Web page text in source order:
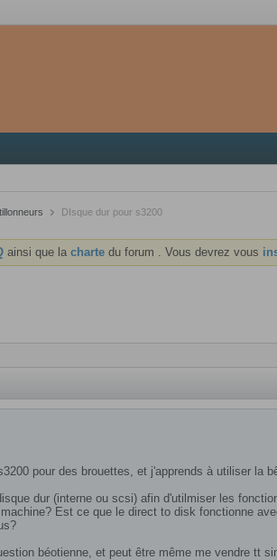
DIsque dur pour s3200
ainsi que la charte du forum . Vous devrez vous
pour des brouettes, et j'apprends à utiliser la
dur (interne ou scsi) afin d'utilmiser les
Est ce que le direct to disk fonctionne
béotienne, et peut être même me vendre tt